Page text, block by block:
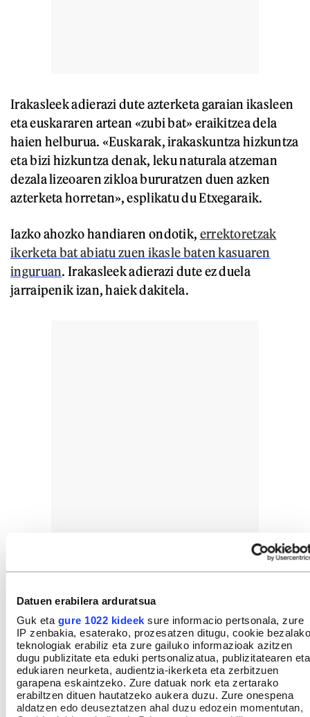
Datuen erabilera arduratsua
Guk eta gure 1022 kideek sure informacio pertsonala, zure
IP zenbakia, esaterako, prozesatzen ditugu, cookie bezalako
teknologiak erabiliz eta zure gailuko informazioak azitzen
dugu publizitate eta eduki pertsonalizatua, publizitatearen eta
edukiaren neurketa, audientzia-ikerketa eta zerbitzuen
garapena eskaintzeko. Zure datuak nork eta zertarako
erabiltzen dituen hautatzeko aukera duzu. Zure onespena
aldatzen edo deuseztatzen ahal duzu edozein momentutan,
Irakasleek adierazi dute azterketa garaian ikasleen
eta euskararen artean «zubi bat» eraikitzea dela
haien helburua. «Euskarak, irakaskuntza hizkuntza
eta bizi hizkuntza denak, leku naturala atzeman
dezala lizeoaren zikloa bururatzen duen azken
azterketa horretan», esplikatu du Etxegaraik.
Iazko ahozko handiaren ondotik, errektoretzak
ikerketa bat abiatu zuen ikasle baten kasuaren
inguruan. Irakasleek adierazi dute ez duela
jarraipenik izan, haiek dakitela.